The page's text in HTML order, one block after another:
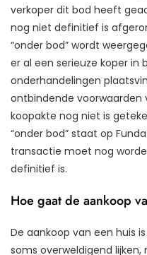
verkoper dit bod heeft
nog niet definitief is
“onder bod” wordt
er al een serieuze koper
onderhandelingen
ontbindende voorwaarden
koopakte nog niet is
“onder bod” staat op
transactie moet nog
definitief is.
Hoe gaat de aankoop
De aankoop van een huis
soms overweldigend